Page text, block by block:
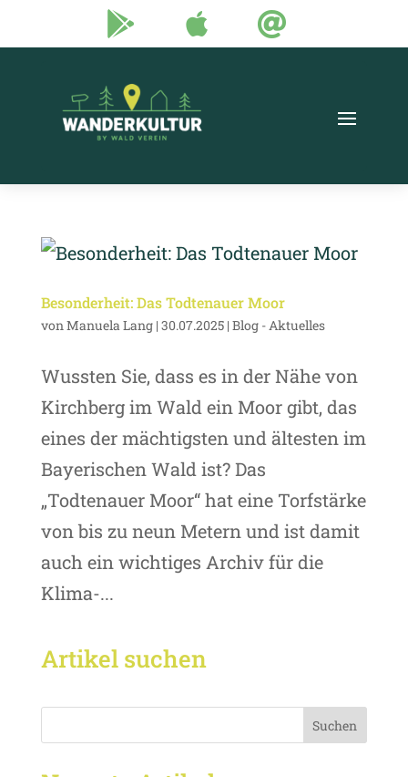
  
Besonderheit: Das Todtenauer Moor
vonManuela Lang| 30.07.2025| Blog - Aktuelles
Wussten Sie, dass es in der Nähe von
Kirchberg im Wald ein Moor gibt, das
eines der mächtigsten und ältesten im
Bayerischen Wald ist? Das
„Todtenauer Moor“ hat eine Torfstärke
von bis zu neun Metern und ist damit
auch ein wichtiges Archiv für die
Klima-...
Artikel suchen
Suchen